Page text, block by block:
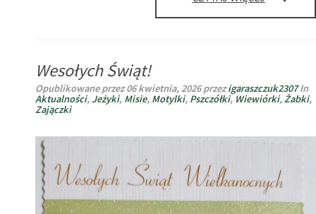
–
JAK
Wesołych Świąt!
Opublikowane przez06 kwietnia, 2026 przezigaraszczuk2307In
Aktualności, Jeżyki, Misie, Motylki, Pszczółki, Wiewiórki,Żabki,
Zajączki